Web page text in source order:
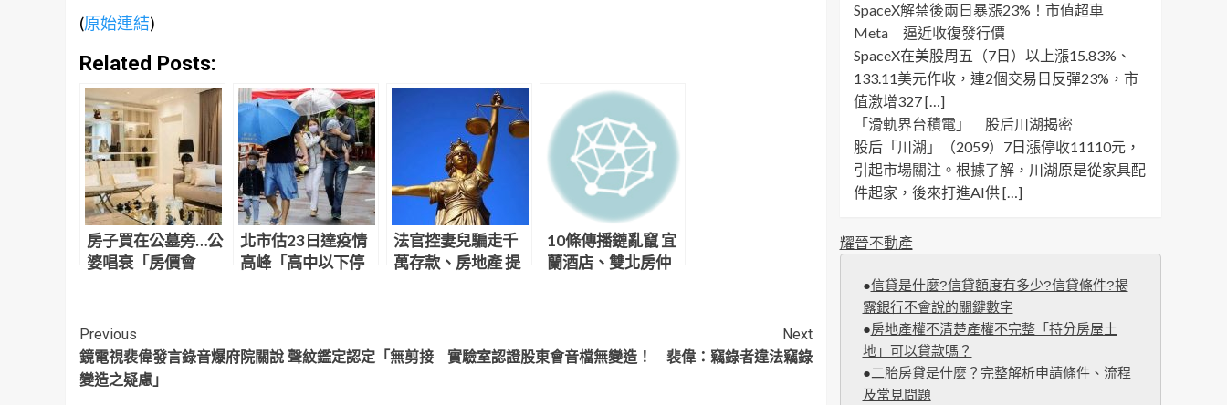
(原始連結)
Related Posts:
房子買在公墓旁…公
婆唱衰「房價會
不起
北市估23日達疫情
高峰「高中以下停
法官控妻兒騙走千
萬存款、房地產 提
10條傳播鏈亂竄 宜
蘭酒店、雙北房仲
Continue
Reading
Previous
鏡電視裴偉發言錄音爆府院關說 聲紋鑑定認定「無剪接
變造之疑慮」
Next
實驗室認證股東會音檔無變造！ 裴偉：竊錄者違法竊錄
SpaceX解禁後兩日暴漲23%！市值超車
Meta 逼近收復發行價
SpaceX在美股周五（7日）以上漲15.83%、
133.11美元作收，連2個交易日反彈23%，市
值激增327 […]
「滑軌界台積電」 股后川湖揭密
股后「川湖」（2059）7日漲停收11110元，
引起市場關注。根據了解，川湖原是從家具配
件起家，後來打進AI供 […]
耀晉不動產
●信貸是什麼?信貸額度有多少?信貸條件?揭
露銀行不會說的關鍵數字
●房地產權不清楚產權不完整「持分房屋土
地」可以貸款嗎？
●二胎房貸是什麼？完整解析申請條件、流程
及常見問題